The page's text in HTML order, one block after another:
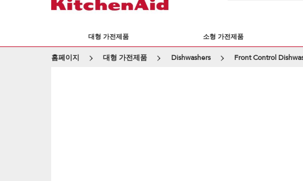
대형 가전제품 소형 가전제품
홈페이지 대형 가전제품 Dishwashers Front Control